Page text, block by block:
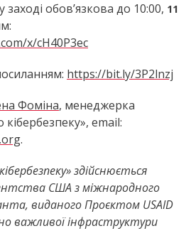
заході обов’язкова до 10:00, 11
x/cH40P3ec
https://bit.ly/3P2lnzj
Фоміна, менеджерка
email:
.
здійснюється
США з міжнародного
виданого Проєктом USAID
важливої інфраструктури